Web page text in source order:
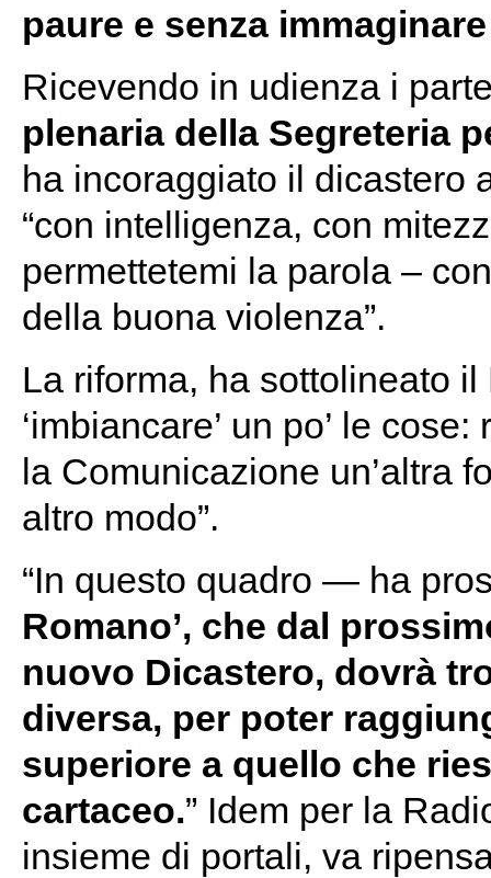
paure e senza
Ricevendo in udienza i
plenaria della Segreteria
ha incoraggiato il dicastero
“con intelligenza, con
permettetemi la parola –
della buona violenza”.
La riforma, ha sottolineato
‘imbiancare’ un po’ le
la Comunicazione un’altra
altro modo”.
“In questo quadro — ha
Romano’, che dal
nuovo Dicastero, dovrà
diversa, per poter
superiore a quello che
cartaceo.” Idem per la
insieme di portali, va